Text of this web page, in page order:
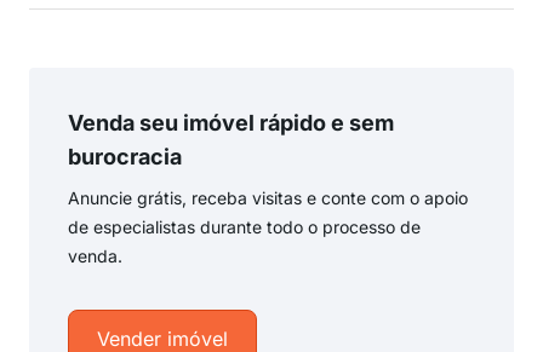
Venda seu imóvel rápido e sem
burocracia
Anuncie grátis, receba visitas e conte com o apoio
de especialistas durante todo o processo de
venda.
Vender imóvel